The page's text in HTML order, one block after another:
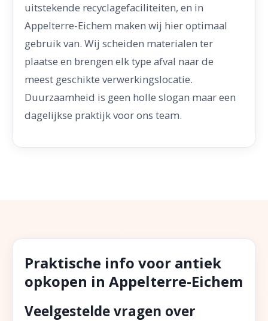
uitstekende recyclagefaciliteiten, en in
Appelterre-Eichem maken wij hier optimaal
gebruik van. Wij scheiden materialen ter
plaatse en brengen elk type afval naar de
meest geschikte verwerkingslocatie.
Duurzaamheid is geen holle slogan maar een
dagelijkse praktijk voor ons team.
Praktische info voor antiek
opkopen in Appelterre-Eichem
Veelgestelde vragen over